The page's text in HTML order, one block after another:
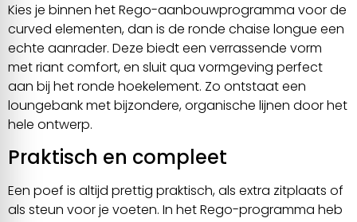
Kies je binnen het Rego-aanbouwprogramma voor de
curved elementen, dan is de ronde chaise longue een
echte aanrader. Deze biedt een verrassende vorm
met riant comfort, en sluit qua vormgeving perfect
aan bij het ronde hoekelement. Zo ontstaat een
loungebank met bijzondere, organische lijnen door het
hele ontwerp.
Praktisch en compleet
Een poef is altijd prettig praktisch, als extra zitplaats of
als steun voor je voeten. In het Rego-programma heb